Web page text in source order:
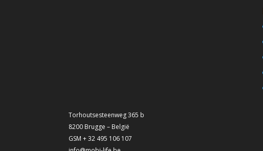
Torhoutsesteenweg 365 b
8200 Brugge – België
GSM + 32 495 106 107